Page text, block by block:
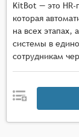
KitBot — это
которая
на всех этапах,
системы в
сотрудникам